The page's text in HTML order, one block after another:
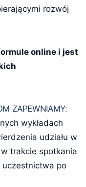
rozwój
online i jest
ZAPEWNIAMY:
wykładach
udziału w
trakcie spotkania
po